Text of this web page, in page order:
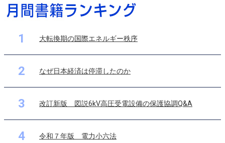
1 大転換期の国際エネルギー秩序
2 なぜ日本経済は停滞したのか
3 改訂新版 図説6kV高圧受電設備の保護協調Q&A
4 令和７年版 電力小六法